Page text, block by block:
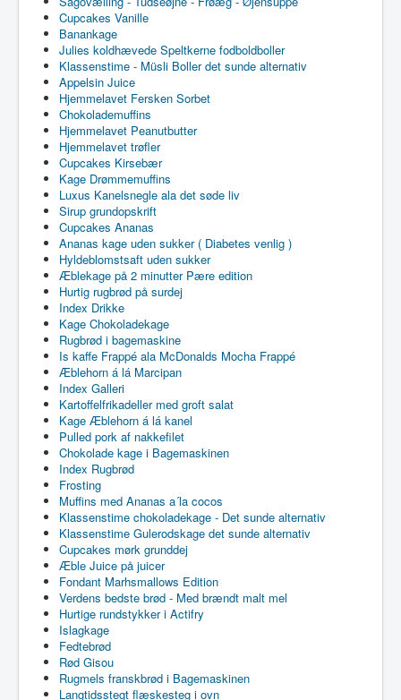
Cupcakes Vanille
Banankage
Julies koldhævede Speltkerne fodboldboller
Klassenstime - Müsli Boller det sunde alternativ
Appelsin Juice
Hjemmelavet Fersken Sorbet
Chokolademuffins
Hjemmelavet Peanutbutter
Hjemmelavet trøfler
Cupcakes Kirsebær
Kage Drømmemuffins
Luxus Kanelsnegle ala det søde liv
Sirup grundopskrift
Cupcakes Ananas
Ananas kage uden sukker ( Diabetes venlig )
Hyldeblomstsaft uden sukker
Æblekage på 2 minutter Pære edition
Hurtig rugbrød på surdej
Index Drikke
Kage Chokoladekage
Rugbrød i bagemaskine
Is kaffe Frappé ala McDonalds Mocha Frappé
Æblehorn á lá Marcipan
Index Galleri
Kartoffelfrikadeller med groft salat
Kage Æblehorn á lá kanel
Pulled pork af nakkefilet
Chokolade kage i Bagemaskinen
Index Rugbrød
Frosting
Muffins med Ananas a´la cocos
Klassenstime chokoladekage - Det sunde alternativ
Klassenstime Gulerodskage det sunde alternativ
Cupcakes mørk grunddej
Æble Juice på juicer
Fondant Marhsmallows Edition
Verdens bedste brød - Med brændt malt mel
Hurtige rundstykker i Actifry
Islagkage
Fedtebrød
Rød Gisou
Rugmels franskbrød i Bagemaskinen
Langtidsstegt flæskesteg i ovn